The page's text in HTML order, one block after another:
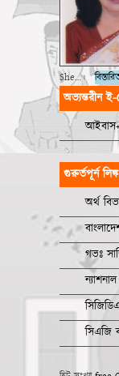
She…।
অভ্যন্তরীন ই-
গুরুর্তপূর্ন
অর্থ
গভঃ
সিএজি